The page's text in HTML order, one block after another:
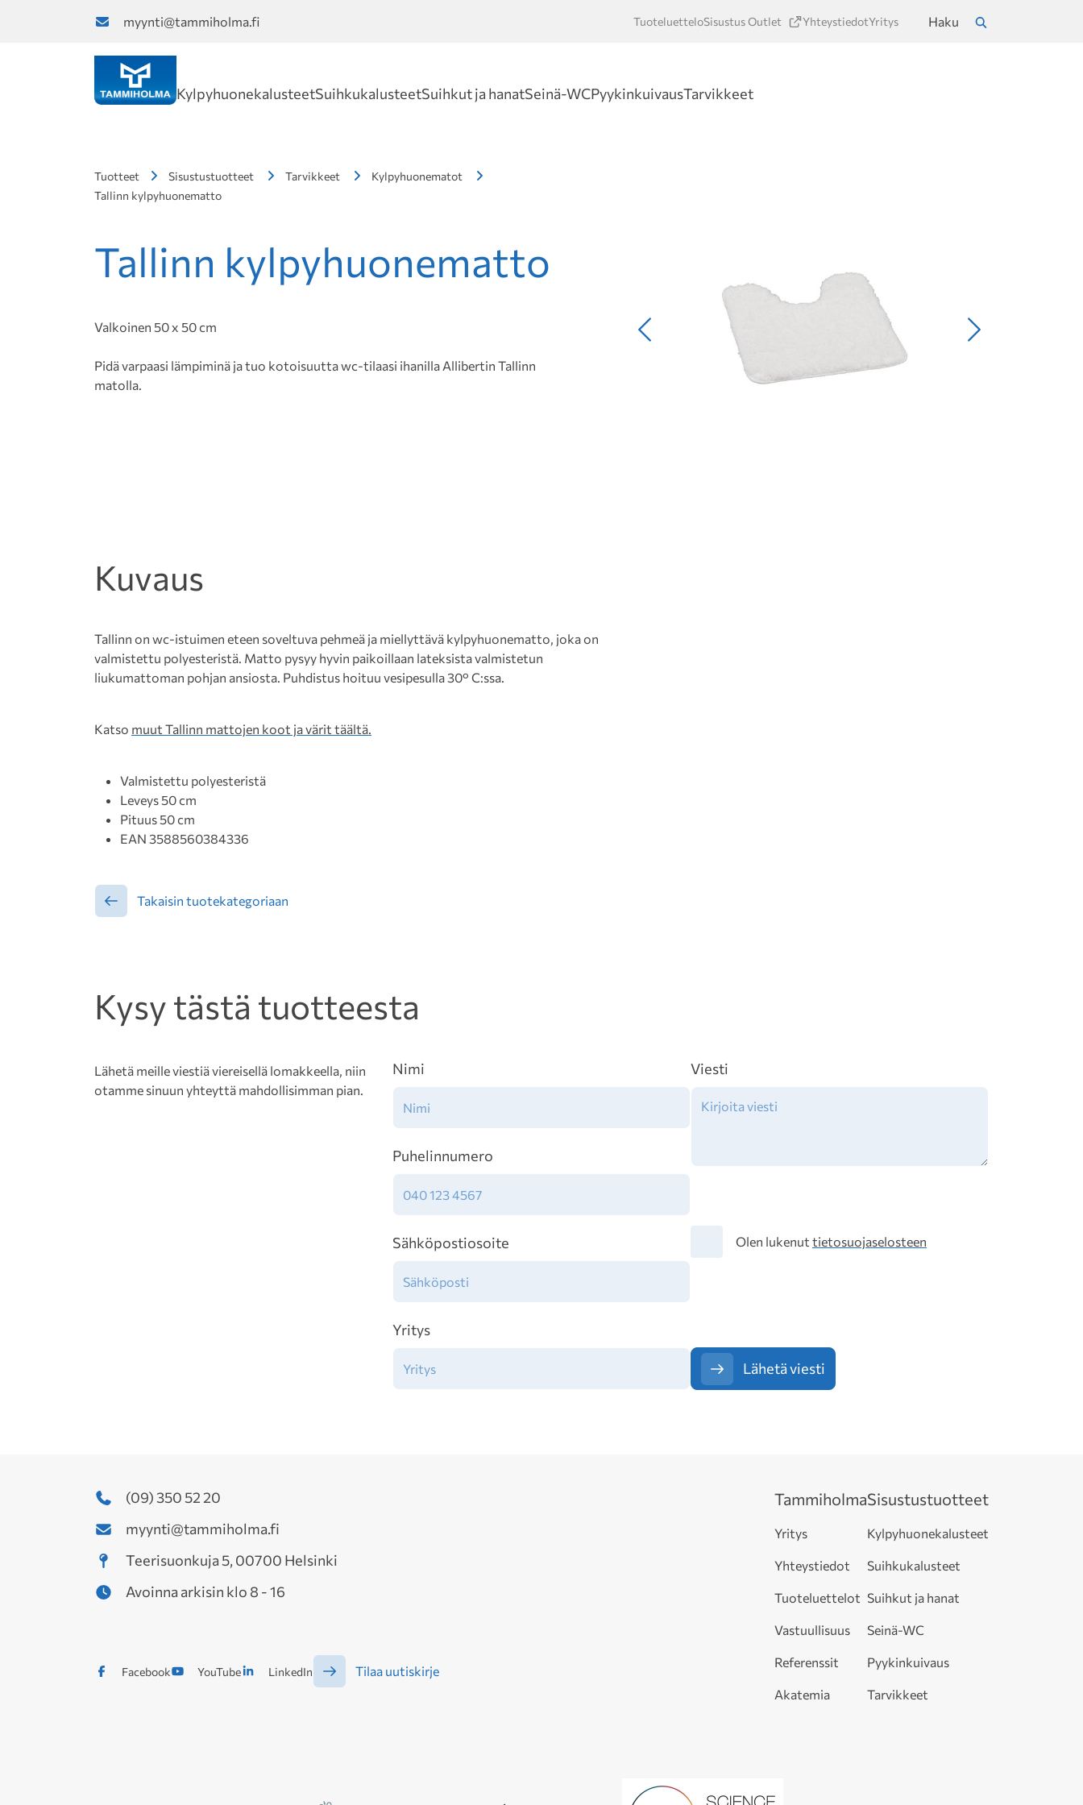
myynti@tammiholma.fi TuoteluetteloSisustus Outlet YhteystiedotYritys
Haku
KylpyhuonekalusteetSuihkukalusteetSuihkut ja hanatSeinä-WCPyykinkuivausTarvikkeet
Tuotteet Sisustustuotteet Tarvikkeet
Kylpyhuonematot
Tallinn kylpyhuonematto
Tallinn kylpyhuonematto
Valkoinen 50 x 50 cm
Pidä varpaasi lämpiminä ja tuo kotoisuutta wc-tilaasi ihanilla Allibertin Tallinn
matolla.
Edellinen Seuraava
Kuvaus
Tallinn on wc-istuimen eteen soveltuva pehmeä ja miellyttävä kylpyhuonematto, joka on
valmistettu polyesteristä. Matto pysyy hyvin paikoillaan lateksista valmistetun
liukumattoman pohjan ansiosta. Puhdistus hoituu vesipesulla 30° C:ssa.
Katso muut Tallinn mattojen koot ja värit täältä.
Valmistettu polyesteristä
Leveys 50 cm
Pituus 50 cm
EAN 3588560384336
Takaisin tuotekategoriaan
Kysy tästä tuotteesta
Lähetä meille viestiä viereisellä lomakkeella, niin
otamme sinuun yhteyttä mahdollisimman pian.
Nimi
Puhelinnumero
Sähköpostiosoite
Yritys
Viesti
TietosuojaOlen lukenut tietosuojaselosteen
Lähetä viesti
(09) 350 52 20
myynti@tammiholma.fi
Teerisuonkuja 5, 00700 Helsinki
Avoinna arkisin klo 8 - 16
Facebook YouTube LinkedIn Tilaa uutiskirje
Tammiholma
Yritys
Yhteystiedot
Tuoteluettelot
Vastuullisuus
Referenssit
Akatemia
Sisustustuotteet
Kylpyhuonekalusteet
Suihkukalusteet
Suihkut ja hanat
Seinä-WC
Pyykinkuivaus
Tarvikkeet